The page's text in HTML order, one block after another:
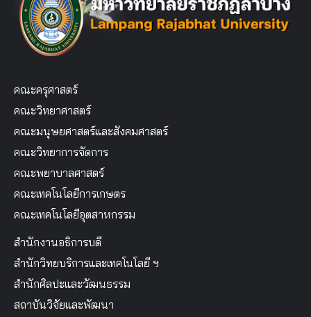
คณะครุศาสตร์
คณะวิทยาศาสตร์
คณะมนุษยศาสตร์และสังคมศาสตร์
คณะวิทยาการจัดการ
คณะพยาบาลศาสตร์
คณะเทคโนโลยีการเกษตร
คณะเทคโนโลยีอุตสาหกรรม
สำนักงานอธิการบดี
สำนักวิทยบริการและเทคโนโลยี ฯ
สำนักศิลปะและวัฒนธรรม
สถาบันวิจัยและพัฒนา